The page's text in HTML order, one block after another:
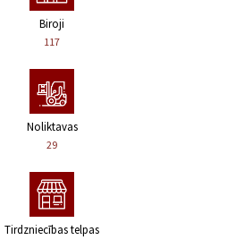
Biroji
117
Noliktavas
29
Tirdzniecības telpas